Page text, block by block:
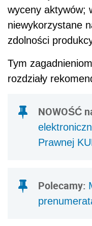
wyceny aktywów;
niewykorzystane
zdolności
Tym
rozdziały
NOWOŚĆ
Prawnej
Polecamy: